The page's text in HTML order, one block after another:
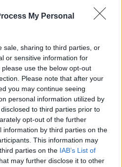
My Personal
sale, sharing to third parties, or
or sensitive information for
use the below opt-out
Please note that after your
you may continue seeing
personal information utilized by
to third parties prior to
opt-out of the further
information by third parties on the
This information may
parties on the IAB’s List of
may further disclose it to other
háznak egy
férfi
Sport
a trenddel: a
és az FK
kilóg a sorból a